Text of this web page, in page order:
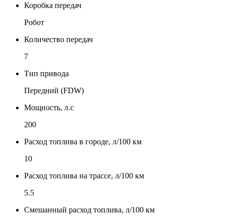
Коробка передач
Робот
Количество передач
7
Тип привода
Передний (FDW)
Мощность, л.с
200
Расход топлива в городе, л/100 км
10
Расход топлива на трассе, л/100 км
5.5
Смешанный расход топлива, л/100 км